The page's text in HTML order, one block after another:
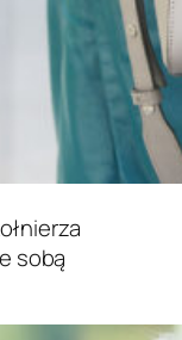
sobą